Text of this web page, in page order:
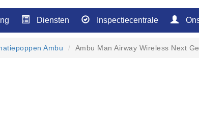
Diensten Inspectiecentrale
Ambu Ambu Man Airway Wireless Next